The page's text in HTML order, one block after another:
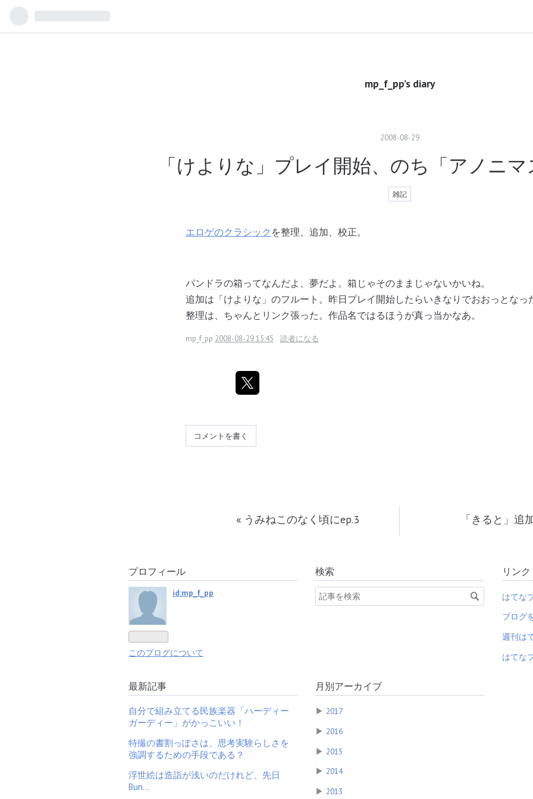
mp_f_pp’s diary
2008-08-29
「けよりな」プレイ開始、のち「アノニ
雑記
エロゲのクラシック を整理、追加、校正。
パンドラの箱ってなんだよ、夢だよ。箱じゃそのままじゃないかいね。
追加は「けよりな 」のフルート。昨日プレイ開始したらいきなりでおおっとなっ
整理は、ちゃんとリンク張った。作品名ではるほうが真っ当かなあ。
mp_f_pp 2008-08-29 15:45 読者になる
コメントを書く
« うみねこのなく頃にep.3 「きると」追
プロフィール
id:mp_f_pp
このブログについて
検索 リンク
はてな
ブログ
週刊は
はてな
最新記事
自分で組み立てる民族楽器「ハーディー
ガーディー」がかっこいい！
特撮の書割っぽさは、思考実験らしさを
強調するための手段である？
浮世絵は造詣が浅いのだけれど、先日
Bun…
月別アーカイブ
▶ 2017
▶ 2016
▶ 2015
▶ 2014
▶ 2013